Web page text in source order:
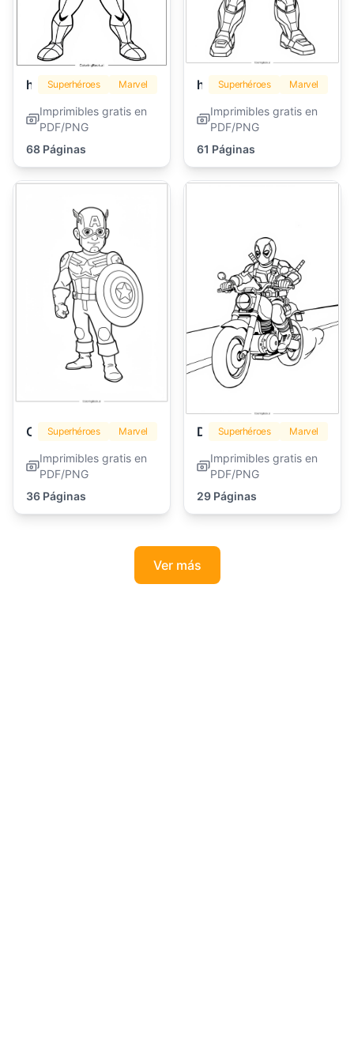
Superhéroes Marvel
Imprimibles gratis en
PDF/PNG
68 Páginas
Superhéroes Marvel
Imprimibles gratis en
PDF/PNG
61 Páginas
Superhéroes Marvel
Imprimibles gratis en
PDF/PNG
36 Páginas
Superhéroes Marvel
Imprimibles gratis en
PDF/PNG
29 Páginas
Ver más